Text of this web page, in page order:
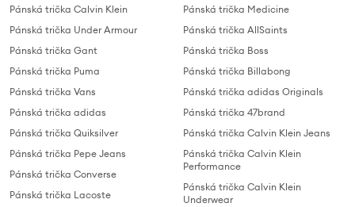
Pánská trička Calvin Klein
Pánská trička Under Armour
Pánská trička Gant
Pánská trička Puma
Pánská trička Vans
Pánská trička adidas
Pánská trička Quiksilver
Pánská trička Pepe Jeans
Pánská trička Converse
Pánská trička Lacoste
Pánská trička Medicine
Pánská trička AllSaints
Pánská trička Boss
Pánská trička Billabong
Pánská trička adidas Originals
Pánská trička 47brand
Pánská trička Calvin Klein Jeans
Pánská trička Calvin Klein
Performance
Pánská trička Calvin Klein
Underwear